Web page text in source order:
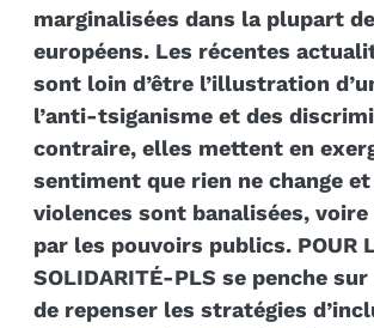
marginalisées dans la plupart
européens. Les récentes
sont loin d’être l’illustration
l’anti-tsiganisme et des
contraire, elles mettent en
sentiment que rien ne change
violences sont banalisées,
par les pouvoirs publics. POUR
SOLIDARITÉ-PLS se penche
de repenser les stratégies